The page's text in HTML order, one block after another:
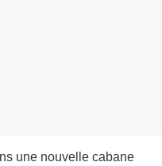
une nouvelle cabane